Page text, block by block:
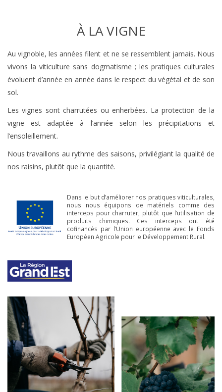
À LA VIGNE
Au vignoble, les années filent et ne se ressemblent jamais. Nous
vivons la viticulture sans dogmatisme ; les pratiques culturales
évoluent d’année en année dans le respect du végétal et de son
sol.
Les vignes sont charrutées ou enherbées. La protection de la
vigne est adaptée à l’année selon les précipitations et
l’ensoleillement.
Nous travaillons au rythme des saisons, privilégiant la qualité de
nos raisins, plutôt que la quantité.
Dans le but d’améliorer nos pratiques viticulturales,
nous nous équipons de matériels comme des
interceps pour charruter, plutôt que l’utilisation de
produits chimiques. Ces interceps ont été
cofinancés par l’Union européenne avec le Fonds
Européen Agricole pour le Développement Rural.